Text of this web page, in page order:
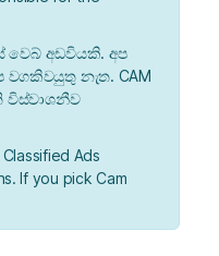
වෙබ් අඩවියකි. අප
නැත. CAM
විස්වාශනීව
Ads
If you pick Cam